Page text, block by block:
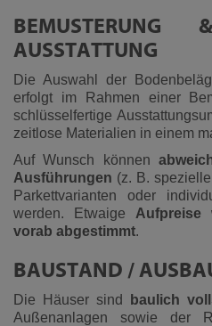
BEMUSTERUNG
AUSSTATTUNG
Die Auswahl der
erfolgt im Rahmen einer
schlüsselfertige
zeitlose Materialien in einem
Auf Wunsch können
Ausführungen (z. B.
Parkettvarianten oder
werden. Etwaige Aufpreise
vorab abgestimmt.
BAUSTAND /
Die Häuser sind baulich
Außenanlagen sowie der